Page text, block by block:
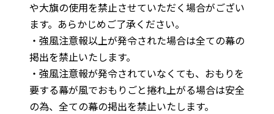
や大旗の使用を禁止させていただく場合がござい
ます。あらかじめご了承ください。
・強風注意報以上が発令された場合は全ての幕の
掲出を禁止いたします。
・強風注意報が発令されていなくても、おもりを
要する幕が風でおもりごと捲れ上がる場合は安全
の為、全ての幕の掲出を禁止いたします。